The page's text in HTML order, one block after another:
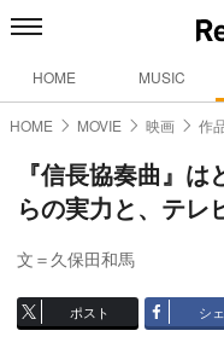
HOME MUSIC
HOME MOVIE 映画 作
『信長協奏曲』
らの実力と、テレ
文＝久保田和馬
ポスト シ